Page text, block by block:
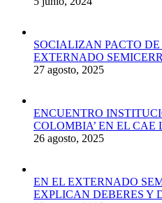
SOCIALIZAN PACTO
EXTERNADO
27 agosto, 2025
ENCUENTRO
COLOMBIA’ EN EL CAE
26 agosto, 2025
EN EL EXTERNADO
EXPLICAN DEBERES Y